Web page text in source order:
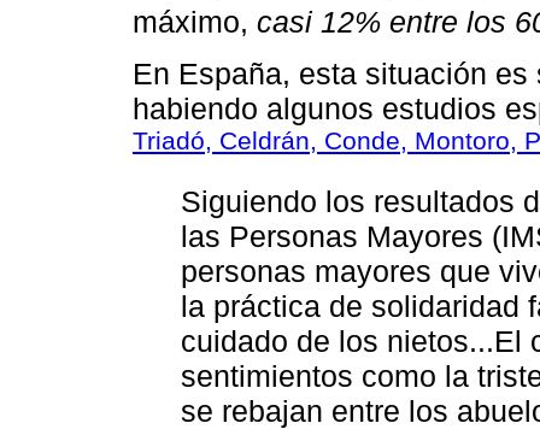
máximo, casi 12% entre los
En España, esta situación
habiendo algunos estudios
Triadó, Celdrán, Conde, Montoro,
Siguiendo los resultados
las Personas Mayores
personas mayores que
la práctica de solidaridad
cuidado de los nietos...El
sentimientos como la
se rebajan entre los